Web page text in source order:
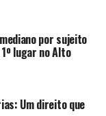
por sujeito
lugar no Alto
Um direito que